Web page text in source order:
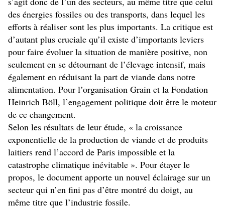
des énergies fossiles ou des transports, dans lequel les
efforts à réaliser sont les plus importants. La critique est
d’autant plus cruciale qu’il existe d’importants leviers
pour faire évoluer la situation de manière positive, non
seulement en se détournant de l’élevage intensif, mais
également en réduisant la part de viande dans notre
alimentation. Pour l’organisation Grain et la Fondation
Heinrich Böll, l’engagement politique doit être le moteur
de ce changement.
Selon les résultats de leur étude, « la croissance
exponentielle de la production de viande et de produits
laitiers rend l’accord de Paris impossible et la
catastrophe climatique inévitable ». Pour étayer le
propos, le document apporte un nouvel éclairage sur un
secteur qui n’en fini pas d’être montré du doigt, au
même titre que l’industrie fossile.